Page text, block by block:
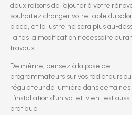
deux raisons de l’ajouter à votre
souhaitez changer votre table du
place, et le lustre ne sera plus au-
Faites la modification nécessaire
travaux.
De même, pensez à la pose de
programmateurs sur vos radiateurs
régulateur de lumière dans certaines
L’installation d’un va-et-vient est
pratique